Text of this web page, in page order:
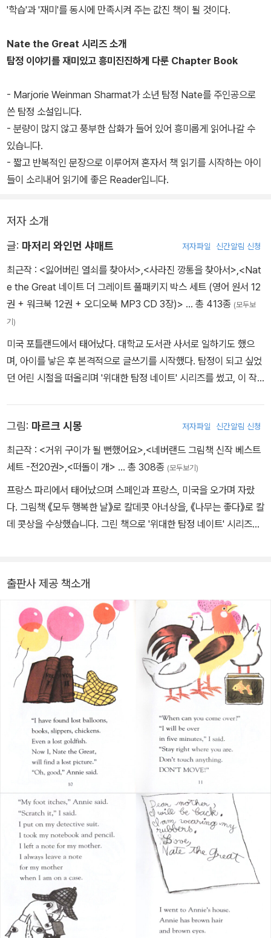
'학습'과 '재미'를 동시에 만족시켜 주는 값진 책이 될 것이다.
Nate the Great 시리즈 소개
탐정 이야기를 재미있고 흥미진진하게 다룬 Chapter Book
- Marjorie Weinman Sharmat가 소년 탐정 Nate를 주인공으로
쓴 탐정 소설입니다.
- 분량이 많지 않고 풍부한 삽화가 들어 있어 흥미롭게 읽어나갈 수
있습니다.
- 짧고 반복적인 문장으로 이루어져 혼자서 책 읽기를 시작하는 아이
들이 소리내어 읽기에 좋은 Reader입니다.
저자 소개
글: 마저리 와인먼 샤매트 저자파일 신간알림 신청
최근작 : <잃어버린 열쇠를 찾아서>,<사라진 깡통을 찾아서>,<Nat
e the Great 네이트 더 그레이트 풀패키지 박스 세트 (영어 원서 12
권 + 워크북 12권 + 오디오북 MP3 CD 3장)> … 총 413종 (모두보
기)
미국 포틀랜드에서 태어났다. 대학교 도서관 사서로 일하기도 했으
며, 아이를 낳은 후 본격적으로 글쓰기를 시작했다. 탐정이 되고 싶었
던 어린 시절을 떠올리며 '위대한 탐정 네이트' 시리즈를 썼고, 이 작
이 영화로 제작되었다.
그림: 마르크 시몽 저자파일 신간알림 신청
최근작 : <거위 구이가 될 뻔했어요>,<네버랜드 그림책 신작 베스트
세트 -전20권>,<떠돌이 개> … 총 308종 (모두보기)
프랑스 파리에서 태어났으며 스페인과 프랑스, 미국을 오가며 자랐
다. 그림책 《모두 행복한 날》로 칼데콧 아너상을, 《나무는 좋다》로 칼
데 콧상을 수상했습니다. 그린 책으로 '위대한 탐정 네이트' 시리즈와
출판사 제공 책소개